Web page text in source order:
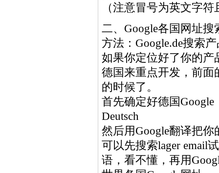
（注意冒号为英文字
二、Google各国网址搜
方法：Google.de搜索
如果你定位好了你的产
德国来重点开发，前面
的时候了。
首先确定好德国Google
Deutsch
然后用Google翻译把你
可以先搜索lager email
语，看不懂，再用